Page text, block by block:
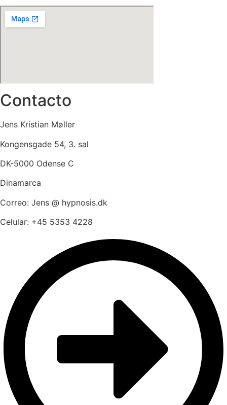
Contacto
Jens Kristian Møller
Kongensgade 54, 3. sal
DK-5000 Odense C
Dinamarca
Correo: Jens @ hypnosis.dk
Celular: +45 5353 4228